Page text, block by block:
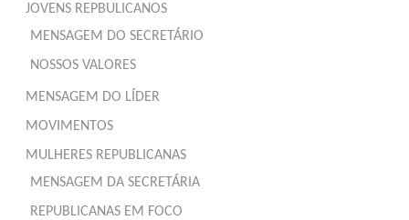
JOVENS REPBULICANOS
MENSAGEM DO SECRETÁRIO
NOSSOS VALORES
MENSAGEM DO LÍDER
MOVIMENTOS
MULHERES REPUBLICANAS
MENSAGEM DA SECRETÁRIA
REPUBLICANAS EM FOCO